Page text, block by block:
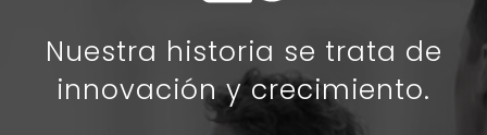
Nuestra historia se trata de
innovación y crecimiento.